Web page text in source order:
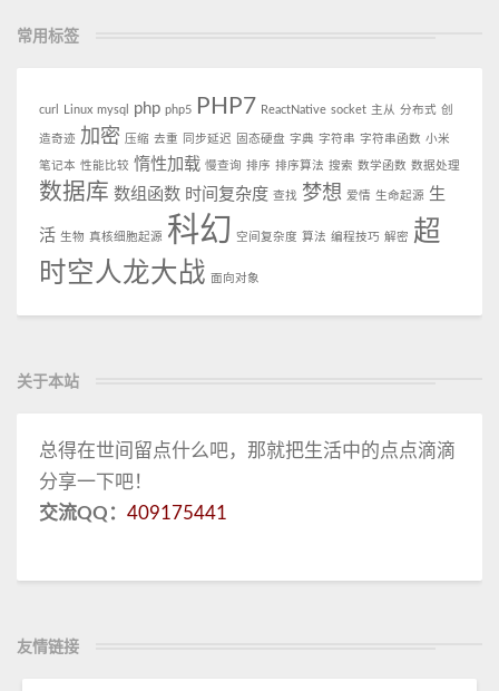
常用标签
curl Linux mysql php php5 PHP7 ReactNative socket 主从 分布式 创
造奇迹 加密 压缩 去重 同步延迟 固态硬盘 字典 字符串 字符串函数 小米
笔记本 性能比较 惰性加载 慢查询 排序 排序算法 搜索 数学函数 数据处理
数据库 数组函数 时间复杂度 查找 梦想 爱情 生命起源 生
活 生物 真核细胞起源 科幻 空间复杂度 算法 编程技巧 解密 超
时空人龙大战 面向对象
关于本站
总得在世间留点什么吧，那就把生活中的点点滴滴
分享一下吧！
交流QQ： 409175441
友情链接